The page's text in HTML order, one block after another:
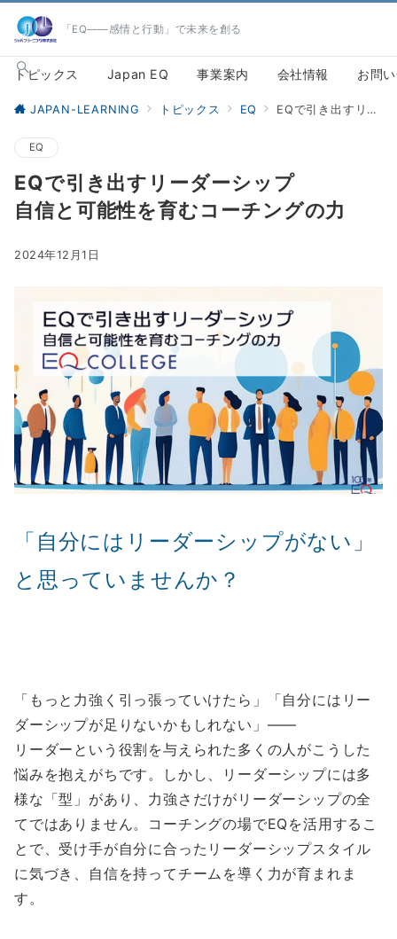
「EQ――感情と行動」で未来を創る
トピックス Japan EQ 事業案内 会社情報 お問
JAPAN-LEARNING トピックス EQ EQで引き出すリーダーシップ自信と可能性を育むコーチングの力
EQ
EQで引き出すリーダーシップ
自信と可能性を育むコーチングの力
2024年12月1日
「自分にはリーダーシップがない」
と思っていませんか？
「もっと力強く引っ張っていけたら」「自分にはリー
ダーシップが足りないかもしれない」——
リーダーという役割を与えられた多くの人がこうした
悩みを抱えがちです。しかし、リーダーシップには多
様な「型」があり、力強さだけがリーダーシップの全
てではありません。コーチングの場でEQを活用するこ
とで、受け手が自分に合ったリーダーシップスタイル
に気づき、自信を持ってチームを導く力が育まれま
す。